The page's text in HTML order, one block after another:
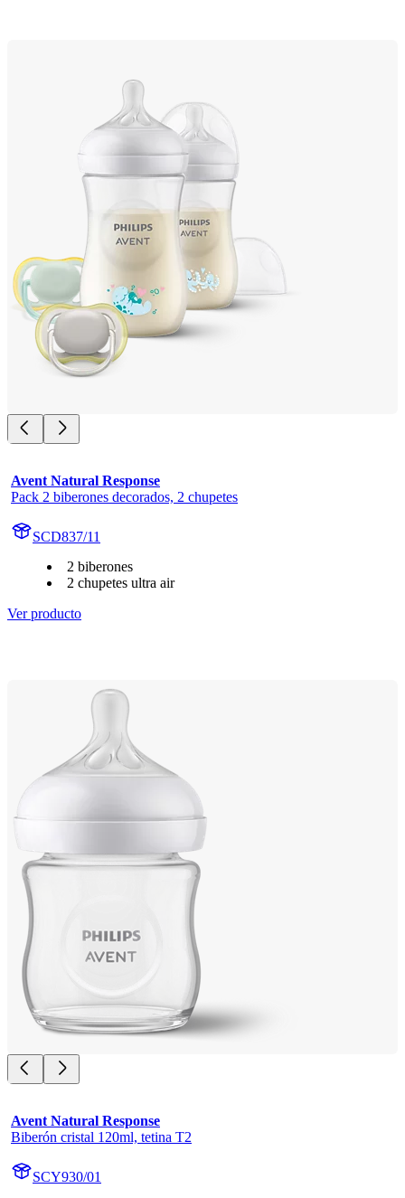
Avent Natural Response
Pack 2 biberones decorados, 2 chupetes
SCD837/11
2 biberones
2 chupetes ultra air
Ver producto
Avent Natural Response
Biberón cristal 120ml, tetina T2
SCY930/01